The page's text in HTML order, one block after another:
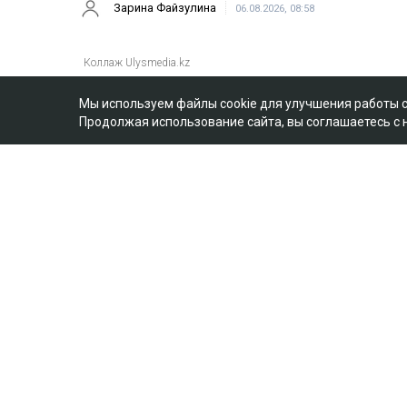
Зарина Файзулина 06.08.2026, 08:58
Мы используем файлы cookie для улучшения работы
Продолжая использование сайта, вы соглашаетесь с